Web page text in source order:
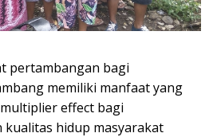
pertambangan bagi
memiliki manfaat yang
effect bagi
hidup masyarakat